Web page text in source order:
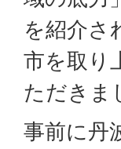
を紹介さ
市を取り
ただきま
事前に丹